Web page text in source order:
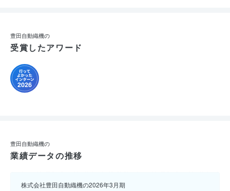
豊田自動織機の
受賞したアワード
豊田自動織機の
業績データの推移
株式会社豊田自動織機の2026年3月期